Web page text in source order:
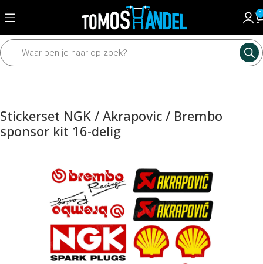
0
Home Framedelen Stickers
Stickerset NGK / Akrapovic / Brembo
sponsor kit 16-delig